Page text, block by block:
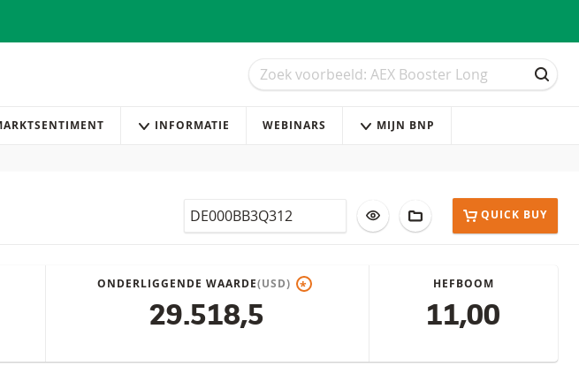
Zoek
Zoek
ZOEK
INFORMATIE WEBINARS MIJN BNP
Isin VOEG TOE AAN WATCHLIST
AAN PORTFOLIO
QUICK BUY
ONDERLIGGENDE WAARDE(USD) *
29.518,5
HEFBOOM
11,00